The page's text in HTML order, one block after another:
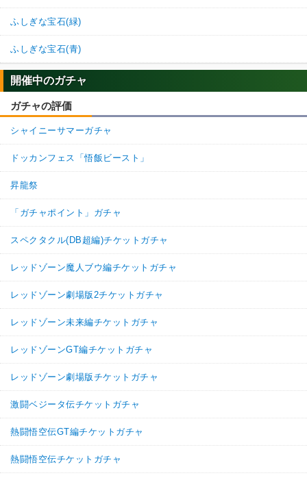
ふしぎな宝石(緑)
ふしぎな宝石(青)
開催中のガチャ
ガチャの評価
シャイニーサマーガチャ
ドッカンフェス「悟飯ビースト」
昇龍祭
「ガチャポイント」ガチャ
スペクタクル(DB超編)チケットガチャ
レッドゾーン魔人ブウ編チケットガチャ
レッドゾーン劇場版2チケットガチャ
レッドゾーン未来編チケットガチャ
レッドゾーンGT編チケットガチャ
レッドゾーン劇場版チケットガチャ
激闘ベジータ伝チケットガチャ
熱闘悟空伝GT編チケットガチャ
熱闘悟空伝チケットガチャ